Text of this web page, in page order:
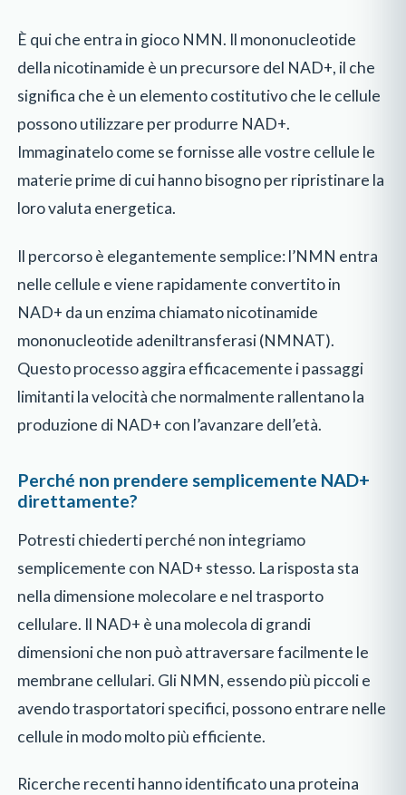
È qui che entra in gioco NMN. Il mononucleotide
della nicotinamide è un precursore del NAD+, il che
significa che è un elemento costitutivo che le cellule
possono utilizzare per produrre NAD+.
Immaginatelo come se fornisse alle vostre cellule le
materie prime di cui hanno bisogno per ripristinare la
loro valuta energetica.
Il percorso è elegantemente semplice: l’NMN entra
nelle cellule e viene rapidamente convertito in
NAD+ da un enzima chiamato nicotinamide
mononucleotide adeniltransferasi (NMNAT).
Questo processo aggira efficacemente i passaggi
limitanti la velocità che normalmente rallentano la
produzione di NAD+ con l’avanzare dell’età.
Perché non prendere semplicemente NAD+
direttamente?
Potresti chiederti perché non integriamo
semplicemente con NAD+ stesso. La risposta sta
nella dimensione molecolare e nel trasporto
cellulare. Il NAD+ è una molecola di grandi
dimensioni che non può attraversare facilmente le
membrane cellulari. Gli NMN, essendo più piccoli e
avendo trasportatori specifici, possono entrare nelle
cellule in modo molto più efficiente.
Ricerche recenti hanno identificato una proteina